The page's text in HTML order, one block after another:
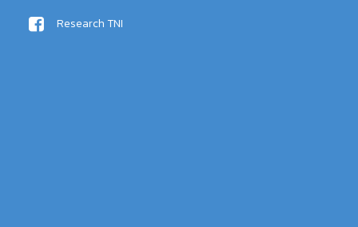
Research TNI